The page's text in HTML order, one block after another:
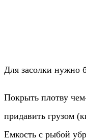
Для засолки нужно
Покрыть плотву
придавить грузом
Емкость с рыбой